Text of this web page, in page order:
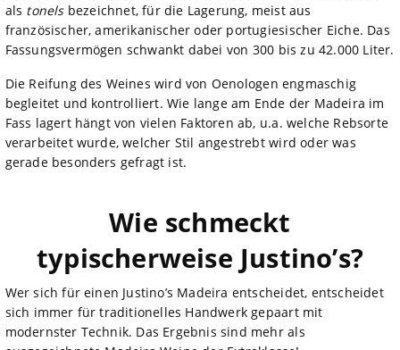
als tonelsbezeichnet, für die Lagerung, meist aus
französischer, amerikanischer oder portugiesischer Eiche. Das
Fassungsvermögen schwankt dabei von 300 bis zu 42.000 Liter.
Die Reifung des Weines wird von Oenologen engmaschig
begleitet und kontrolliert. Wie lange am Ende der Madeira im
Fass lagert hängt von vielen Faktoren ab, u.a. welche Rebsorte
verarbeitet wurde, welcher Stil angestrebt wird oder was
gerade besonders gefragt ist.
Wie schmeckt
typischerweise Justino’s?
Wer sich für einen Justino’s Madeira entscheidet, entscheidet
sich immer für traditionelles Handwerk gepaart mit
modernster Technik. Das Ergebnis sind mehr als